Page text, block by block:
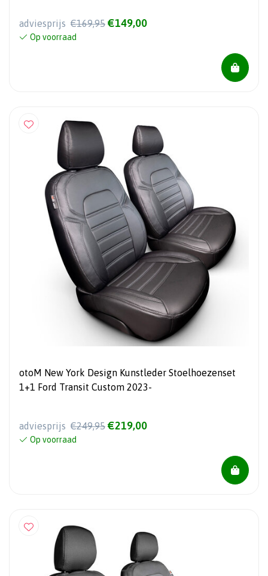
adviesprijs €169,95 €149,00
Op voorraad
otoM New York Design Kunstleder Stoelhoezenset
1+1 Ford Transit Custom 2023-
adviesprijs €249,95 €219,00
Op voorraad